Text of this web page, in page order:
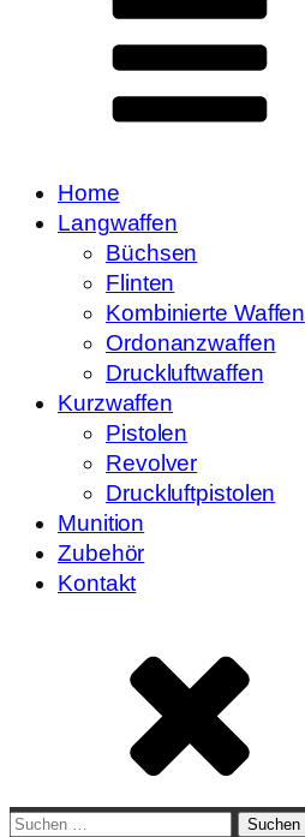
Home
Langwaffen
Büchsen
Flinten
Kombinierte Waffen
Ordonanzwaffen
Druckluftwaffen
Kurzwaffen
Pistolen
Revolver
Druckluftpistolen
Munition
Zubehör
Kontakt
Suchen